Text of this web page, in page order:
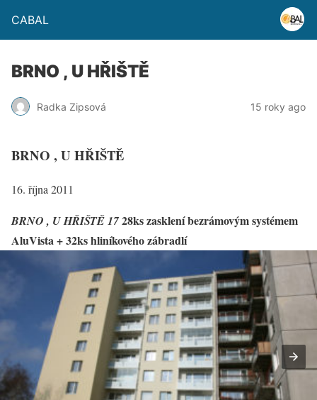
CABAL
BRNO , U HŘIŠTĚ
Radka Zipsová 15 roky ago
BRNO , U HŘIŠTĚ
16. října 2011
BRNO , U HŘIŠTĚ 1728ks zasklení bezrámovým systémem
AluVista + 32ks hliníkového zábradlí